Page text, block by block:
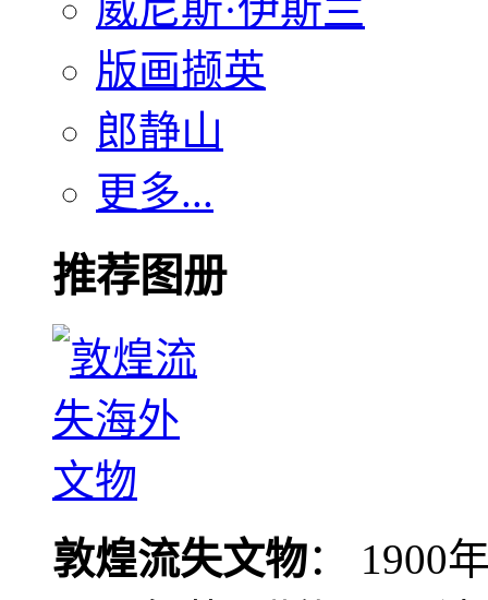
版画撷英
郎静山
更多...
推荐图册
敦煌流失文物： 1900